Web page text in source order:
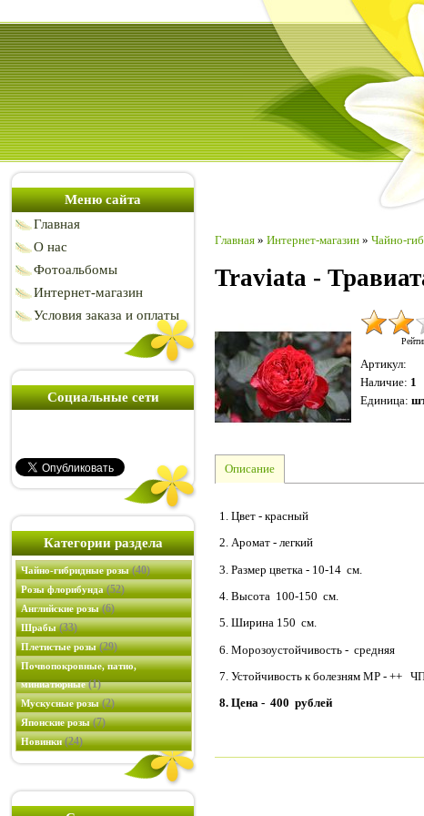
Меню сайта
Главная
О нас
Фотоальбомы
Интернет-магазин
Условия заказа и оплаты
Социальные сети
Категории раздела
Чайно-гибридные розы(40)
Розы флорибунда(52)
Английские розы(6)
Шрабы(33)
Плетистые розы(29)
Почвопокровные, патио,
миниатюрные(1)
Мускусные розы(2)
Японские розы(7)
Новинки(24)
Главная » Интернет-магазин » Чайно-
Traviata -
Артикул:
Наличие: 1
Единица:
Описание
1. Цвет - красный
2. Аромат - легкий
3. Размер цветка - 10-14 см.
4. Высота 100-150 см.
5. Ширина 150 см.
6. Морозоустойчивость - средняя
7. Устойчивость к болезням МР - ++
8. Цена - 400 рублей